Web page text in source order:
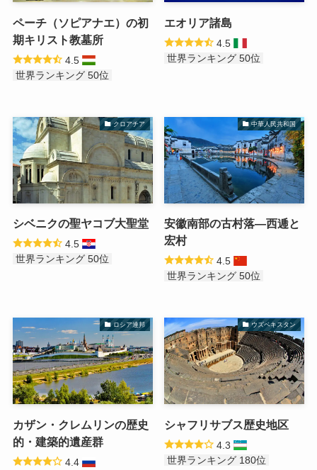
ペーチ（ソピアナエ）の初
期キリスト教墓所
4.5
世界ランキング 50位
エオリア諸島
4.5
世界ランキング 50位
クロアチア
シベニクの聖ヤコブ大聖堂
4.5
世界ランキング 50位
中華人民共和国
安徽南部の古村落—西逓と
宏村
4.5
世界ランキング 50位
ロシア連邦
カザン・クレムリンの歴史
的・建築的遺産群
4.4
ウズベキスタン
シャフリサブス歴史地区
4.3
世界ランキング 180位